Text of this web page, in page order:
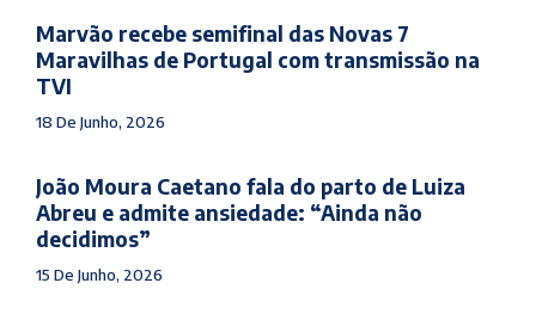
Marvão recebe semifinal das Novas 7
Maravilhas de Portugal com transmissão na
TVI
18 De Junho, 2026
João Moura Caetano fala do parto de Luiza
Abreu e admite ansiedade: “Ainda não
decidimos”
15 De Junho, 2026